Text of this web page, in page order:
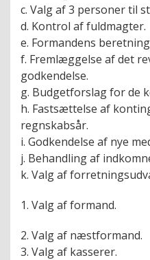
c. Valg af 3 personer til
d. Kontrol af fuldmagter.
e. Formandens
f. Fremlæggelse af det
godkendelse.
g. Budgetforslag for de
h. Fastsættelse af
regnskabsår.
i. Godkendelse af nye
j. Behandling af
k. Valg af
1. Valg af formand.
2. Valg af næstformand.
3. Valg af kasserer.